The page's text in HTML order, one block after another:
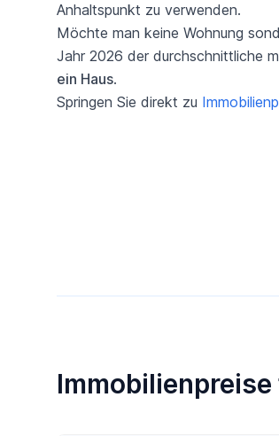
Anhaltspunkt zu verwenden.
Möchte man keine Wohnung
Jahr 2026 der durchschnittliche
ein Haus.
Springen Sie direkt zu